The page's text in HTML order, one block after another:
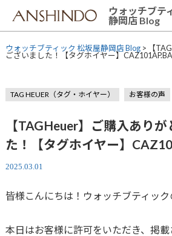
content
ウォッチブテ
静岡店 Blog
ウォッチブティック 松坂屋静岡店 Blog> 【
ございました！【タグホイヤー】
TAG HEUER（タグ・ホイヤー） お客様の声
【TAGHeuer】ご購入あり
た！【タグホイヤー】
2025.03.01
皆様こんにちは！ウォッチブティッ
本日はお客様に許可をいただき、掲